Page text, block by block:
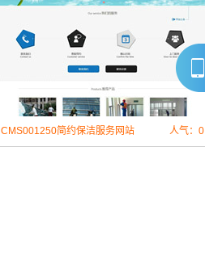
CMS001250简约保洁服务网站 人气：0